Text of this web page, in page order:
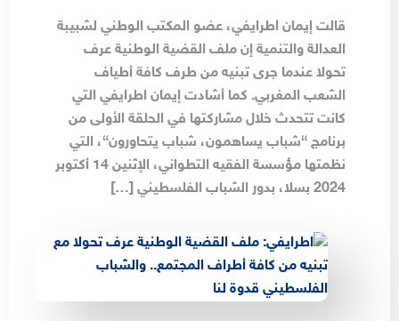
قالت إيمان اطرايفي، عضو المكتب الوطني لشبيبة
العدالة والتنمية إن ملف القضية الوطنية عرف
تحولا عندما جرى تبنيه من طرف كافة أطياف
الشعب المغربي. كما أشادت إيمان اطرايفي التي
كانت تتحدث خلال مشاركتها في الحلقة الأولى من
برنامج “شباب يساهمون، شباب يتحاورون“، التي
نظمتها مؤسسة الفقيه التطواني، الإثنين 14 أكتوبر
2024 بسلا، بدور الشباب الفلسطيني […]